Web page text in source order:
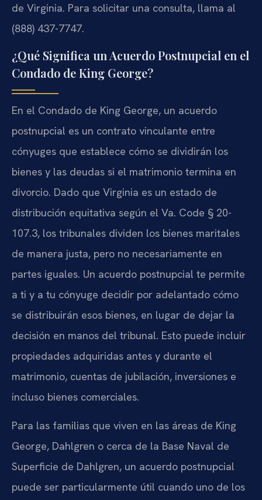
de Virginia. Para solicitar una consulta, llama al
(888) 437-7747.
¿Qué Significa un Acuerdo Postnupcial en el
Condado de King George?
En el Condado de King George, un acuerdo
postnupcial es un contrato vinculante entre
cónyuges que establece cómo se dividirán los
bienes y las deudas si el matrimonio termina en
divorcio. Dado que Virginia es un estado de
distribución equitativa según el Va. Code § 20-
107.3, los tribunales dividen los bienes maritales
de manera justa, pero no necesariamente en
partes iguales. Un acuerdo postnupcial te permite
a ti y a tu cónyuge decidir por adelantado cómo
se distribuirán esos bienes, en lugar de dejar la
decisión en manos del tribunal. Esto puede incluir
propiedades adquiridas antes y durante el
matrimonio, cuentas de jubilación, inversiones e
incluso bienes comerciales.
Para las familias que viven en las áreas de King
George, Dahlgren o cerca de la Base Naval de
Superficie de Dahlgren, un acuerdo postnupcial
puede ser particularmente útil cuando uno de los